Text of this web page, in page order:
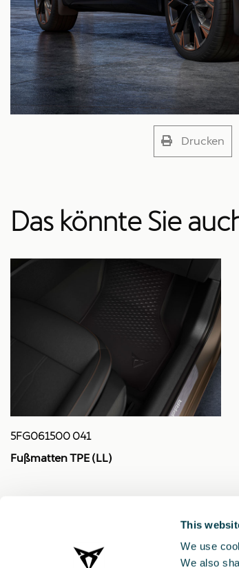
This
We use
We also
Drucken
Das könnte Sie
5FG061500 041
Fußmatten TPE (LL)